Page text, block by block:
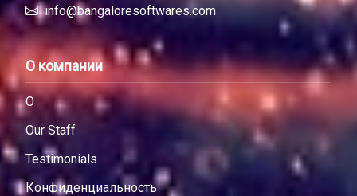
info@bangaloresoftwares.com
О компании
О
Our Staff
Testimonials
Конфиденциальность